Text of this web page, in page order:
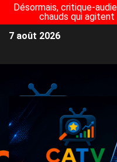
Désormais, critique-
chauds qui
7 août 2026